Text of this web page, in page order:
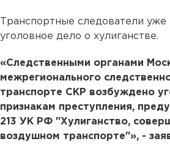
Транспортные следователи уже
уголовное дело о хулиганстве.
«Следственными органами
межрегионального
транспорте СКР возбуждено
признакам преступления,
213 УК РФ "Хулиганство,
воздушном транспорте"», -